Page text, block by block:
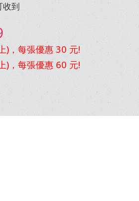
到
)，每張優惠 30 元!
)，每張優惠 60 元!